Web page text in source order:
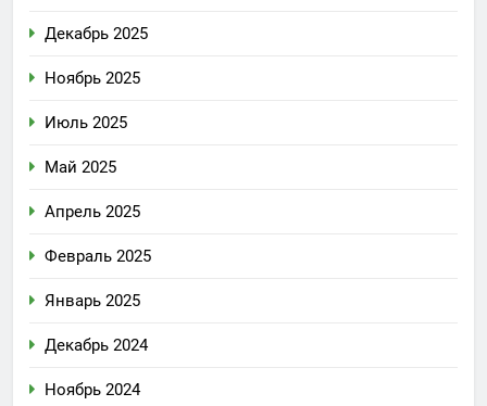
Декабрь 2025
Ноябрь 2025
Июль 2025
Май 2025
Апрель 2025
Февраль 2025
Январь 2025
Декабрь 2024
Ноябрь 2024